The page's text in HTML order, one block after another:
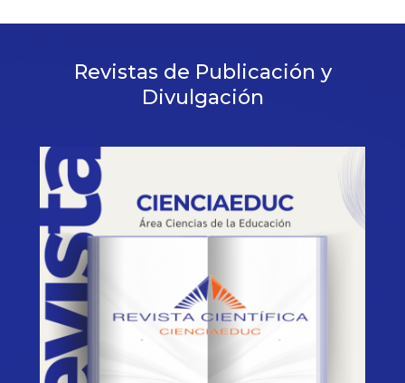
Revistas de Publicación y
Divulgación